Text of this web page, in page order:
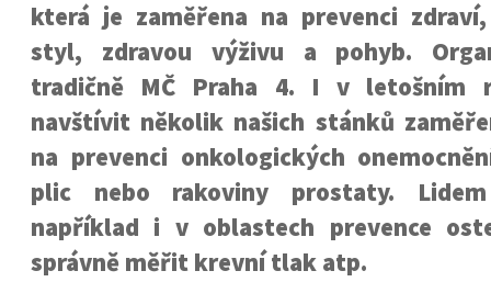
která je zaměřena na prevenci
styl, zdravou výživu a pohyb.
tradičně MČ Praha 4. Iv letošním
navštívit několik našich stánků
na prevenci onkologických
plic nebo rakoviny prostaty.
například i v oblastech prevence
správně měřit krevní tlak atp.